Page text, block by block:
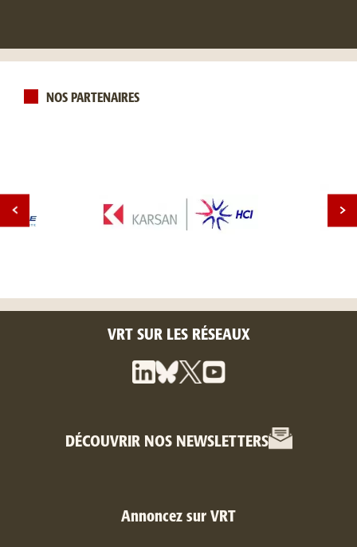
NOS PARTENAIRES
VRT SUR LES RÉSEAUX
DÉCOUVRIR NOS NEWSLETTERS
Annoncez sur VRT